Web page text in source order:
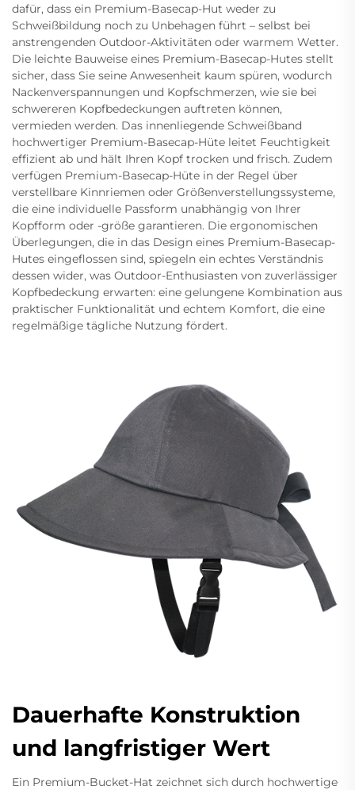
dafür, dass ein Premium-Basecap-Hut weder zu
Schweißbildung noch zu Unbehagen führt – selbst bei
anstrengenden Outdoor-Aktivitäten oder warmem Wetter.
Die leichte Bauweise eines Premium-Basecap-Hutes stellt
sicher, dass Sie seine Anwesenheit kaum spüren, wodurch
Nackenverspannungen und Kopfschmerzen, wie sie bei
schwereren Kopfbedeckungen auftreten können,
vermieden werden. Das innenliegende Schweißband
hochwertiger Premium-Basecap-Hüte leitet Feuchtigkeit
effizient ab und hält Ihren Kopf trocken und frisch. Zudem
verfügen Premium-Basecap-Hüte in der Regel über
verstellbare Kinnriemen oder Größenverstellungssysteme,
die eine individuelle Passform unabhängig von Ihrer
Kopfform oder -größe garantieren. Die ergonomischen
Überlegungen, die in das Design eines Premium-Basecap-
Hutes eingeflossen sind, spiegeln ein echtes Verständnis
dessen wider, was Outdoor-Enthusiasten von zuverlässiger
Kopfbedeckung erwarten: eine gelungene Kombination aus
praktischer Funktionalität und echtem Komfort, die eine
regelmäßige tägliche Nutzung fördert.
Dauerhafte Konstruktion
und langfristiger Wert
Ein Premium-Bucket-Hat zeichnet sich durch hochwertige